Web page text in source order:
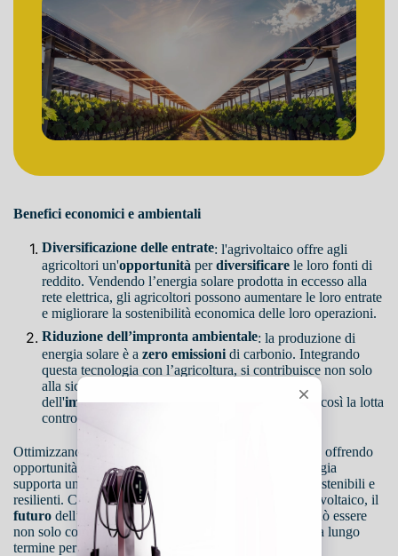
Benefici economici e ambientali
Diversificazione delle entrate: l'agrivoltaico offre agli
agricoltori un'opportunità perdiversificare le loro fonti di
reddito. Vendendo l’energia solare prodotta in eccesso alla
rete elettrica, gli agricoltori possono aumentare le loro entrate
e migliorare la sostenibilità economica delle loro operazioni.
Riduzione dell’impronta ambientale: la produzione di
energia solare è a zero emissioni di carbonio. Integrando
questa tecnologia con l’agricoltura, si contribuisce non solo
alla sicurezza alimentare, ma anche alla riduzione
dell'impattoambientale complessivo, sostenendo così la lotta
contro il cambiamento climatico.
Ottimizzando l’uso del suolo,
le colture e offrendo
opportunità economiche agli agricoltori, questa tecnologia
supporta una
transizione
verso pratiche agricole più sostenibili e
resilienti. Con il crescente interesse e sviluppo dell’agrivoltaico, il
futuro dell’agricoltura e della produzione di energia può essere
non solo compatibile, ma sinergico, portando
a lungo
termine per il nostro pianeta e per le generazioni future.